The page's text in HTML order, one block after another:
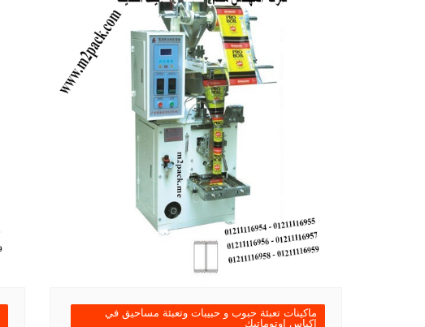
ماكينات تعبئة حبوب و حبيبات وتعبئة مساحيق في
اكياس اوتوماتيك